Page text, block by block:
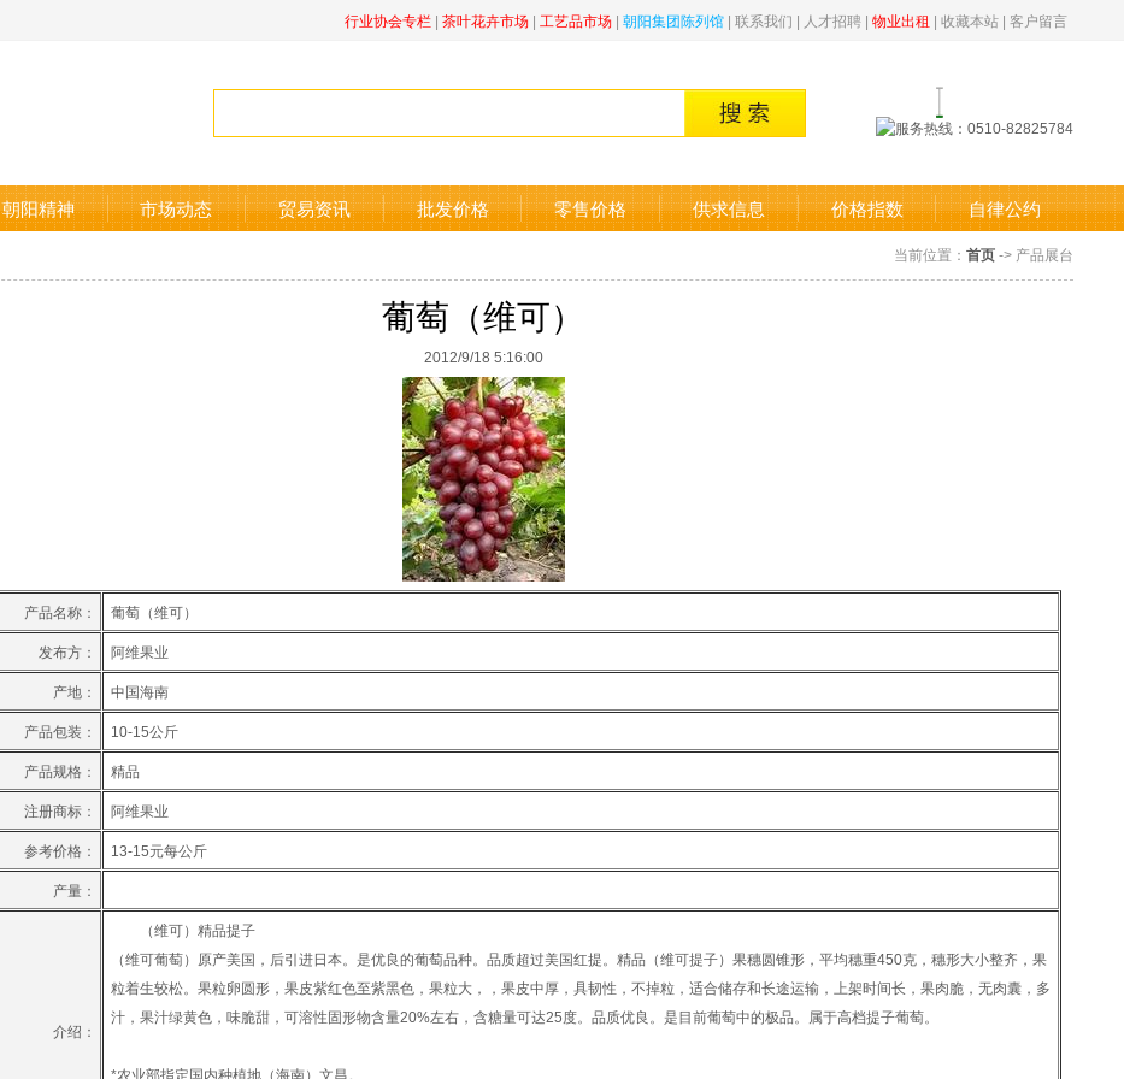
行业协会专栏 | 茶叶花卉市场 | 工艺品市场 | 朝阳集团陈列馆 | 联系我们 | 人才招聘 | 物业出租 | 收藏本站 | 客户留言
朝阳精神 市场动态 贸易资讯 批发价格 零售价格 供求信息 价格指数 自律公约
当前位置： 首页-> 产品展台
葡萄（维可）
2012/9/18 5:16:00
产品名称：
葡萄（维可）
发布方：
阿维果业
产地：
中国海南
产品包装：
10-15公斤
产品规格：
精品
注册商标：
阿维果业
参考价格：
13-15元每公斤
产量：
介绍：
（维可）精品提子
（维可葡萄）原产美国，后引进日本。是优良的葡萄品种。品质超过美国红提。精品（维可提子）果穗圆锥形，平均穗重450克，穗形大小整齐，果
粒着生较松。果粒卵圆形，果皮紫红色至紫黑色，果粒大，，果皮中厚，具韧性，不掉粒，适合储存和长途运输，上架时间长，果肉脆，无肉囊，多
汁，果汁绿黄色，味脆甜，可溶性固形物含量20%左右，含糖量可达25度。品质优良。是目前葡萄中的极品。属于高档提子葡萄。
*农业部指定国内种植地（海南）文昌。